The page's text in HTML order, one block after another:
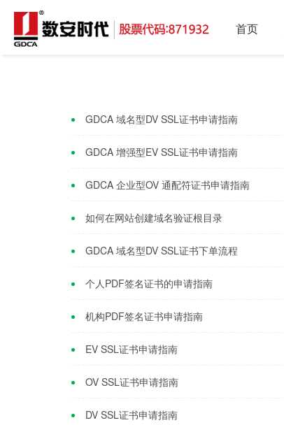
首页
GDCA 域名型DV SSL证书申请指南
GDCA 增强型EV SSL证书申请指南
GDCA 企业型OV 通配符证书申请指南
如何在网站创建域名验证根目录
GDCA 域名型DV SSL证书下单流程
个人PDF签名证书的申请指南
机构PDF签名证书申请指南
EV SSL证书申请指南
OV SSL证书申请指南
DV SSL证书申请指南